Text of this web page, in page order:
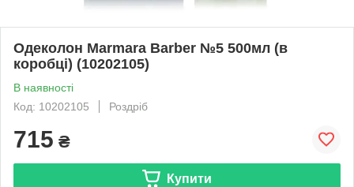
Одеколон Marmara Barber №5 500мл (в
коробці) (10202105)
В наявності
Код: 10202105
Роздріб
715 ₴
Купити